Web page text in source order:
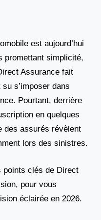
est aujourd’hui
promettant simplicité,
Assurance fait
s’imposer dans
Pourtant, derrière
en quelques
des assurés révèlent
lors des sinistres.
points clés de Direct
pour vous
éclairée en 2026.